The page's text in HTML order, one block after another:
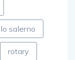
salerno
rotary